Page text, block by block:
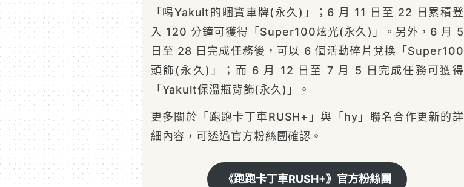
「喝Yakult的睏寶車牌(永久)」；6 月 11 日至 22 日累積登
入 120 分鐘可獲得「Super100炫光(永久)」。另外，6 月 5
日至 28 日完成任務後，可以 6 個活動碎片兌換「Super100
頭飾(永久)」；而 6 月 12 日至 7 月 5 日完成任務可獲得
「Yakult保溫瓶背飾(永久)」。
更多關於「跑跑卡丁車RUSH+」與「hy」聯名合作更新的詳
細內容，可透過官方粉絲團確認。
《跑跑卡丁車RUSH+》官方粉絲團